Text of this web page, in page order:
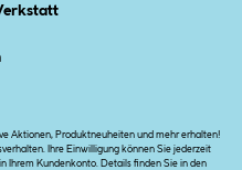
Aktionen, Produktneuheiten und mehr erhalten!
Ihre Einwilligung können Sie jederzeit
Ihrem Kundenkonto. Details finden Sie in den